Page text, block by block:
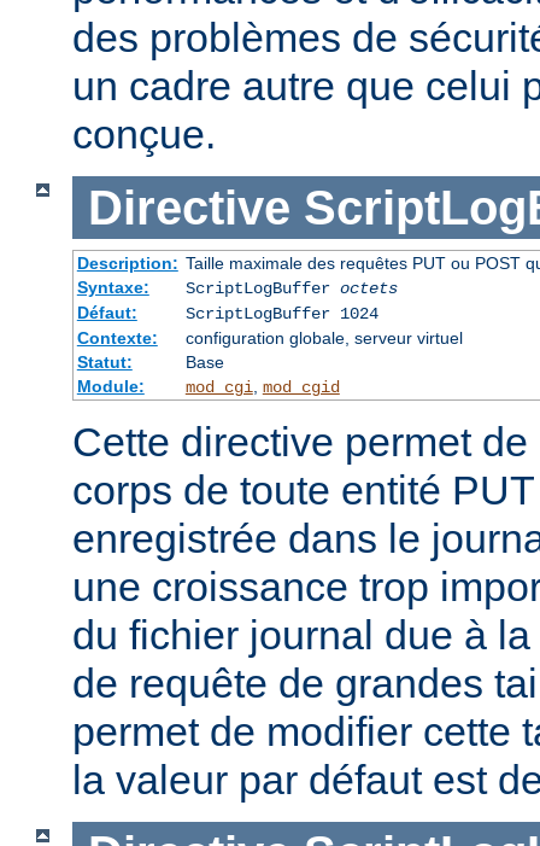
des problèmes de
un cadre autre que celui
conçue.
Directive
Description: Taille maximale des requêtes PUT ou POST
Syntaxe:
ScriptLogBuffer octets
Défaut:
ScriptLogBuffer 1024
Contexte:
configuration globale, serveur virtuel
Statut:
Base
Module:
mod_cgi, mod_cgid
Cette directive permet
corps de toute entité
enregistrée dans le
une croissance trop
du fichier journal due à
de requête de grandes
permet de modifier cette
la valeur par défaut est